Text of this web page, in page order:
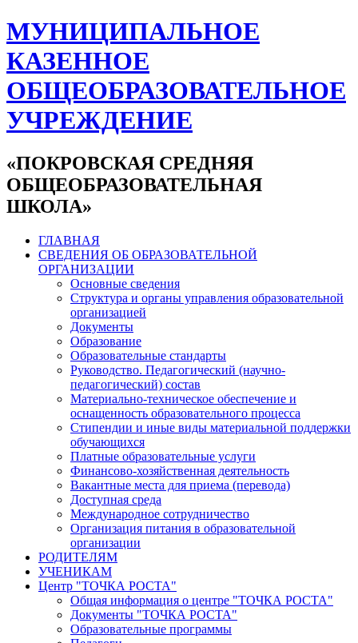
МУНИЦИПАЛЬНОЕ
КАЗЕННОЕ
ОБЩЕОБРАЗОВАТЕЛЬНОЕ
УЧРЕЖДЕНИЕ
«ПОКРОВСКАЯ СРЕДНЯЯ
ОБЩЕОБРАЗОВАТЕЛЬНАЯ
ШКОЛА»
ГЛАВНАЯ
СВЕДЕНИЯ ОБ ОБРАЗОВАТЕЛЬНОЙ
ОРГАНИЗАЦИИ
Основные сведения
Структура и органы управления образовательной
организацией
Документы
Образование
Образовательные стандарты
Руководство. Педагогический (научно-
педагогический) состав
Материально-техническое обеспечение и
оснащенность образовательного процесса
Стипендии и иные виды материальной поддержки
обучающихся
Платные образовательные услуги
Финансово-хозяйственная деятельность
Вакантные места для приема (перевода)
Доступная среда
Международное сотрудничество
Организация питания в образовательной
организации
РОДИТЕЛЯМ
УЧЕНИКАМ
Центр "ТОЧКА РОСТА"
Общая информация о центре "ТОЧКА РОСТА"
Документы "ТОЧКА РОСТА"
Образовательные программы